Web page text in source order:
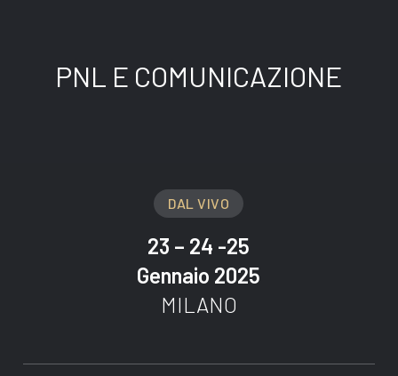
PNL E COMUNICAZIONE
DAL VIVO
23 – 24 -25
Gennaio 2025
MILANO